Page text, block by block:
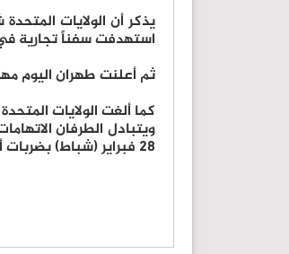
استهدفت سفناً تجارية
ثم أعلنت طهران اليوم
كما ألغت الولايات
28 فبراير (شباط) بضربات أميركية إسرائيلية على إيران.